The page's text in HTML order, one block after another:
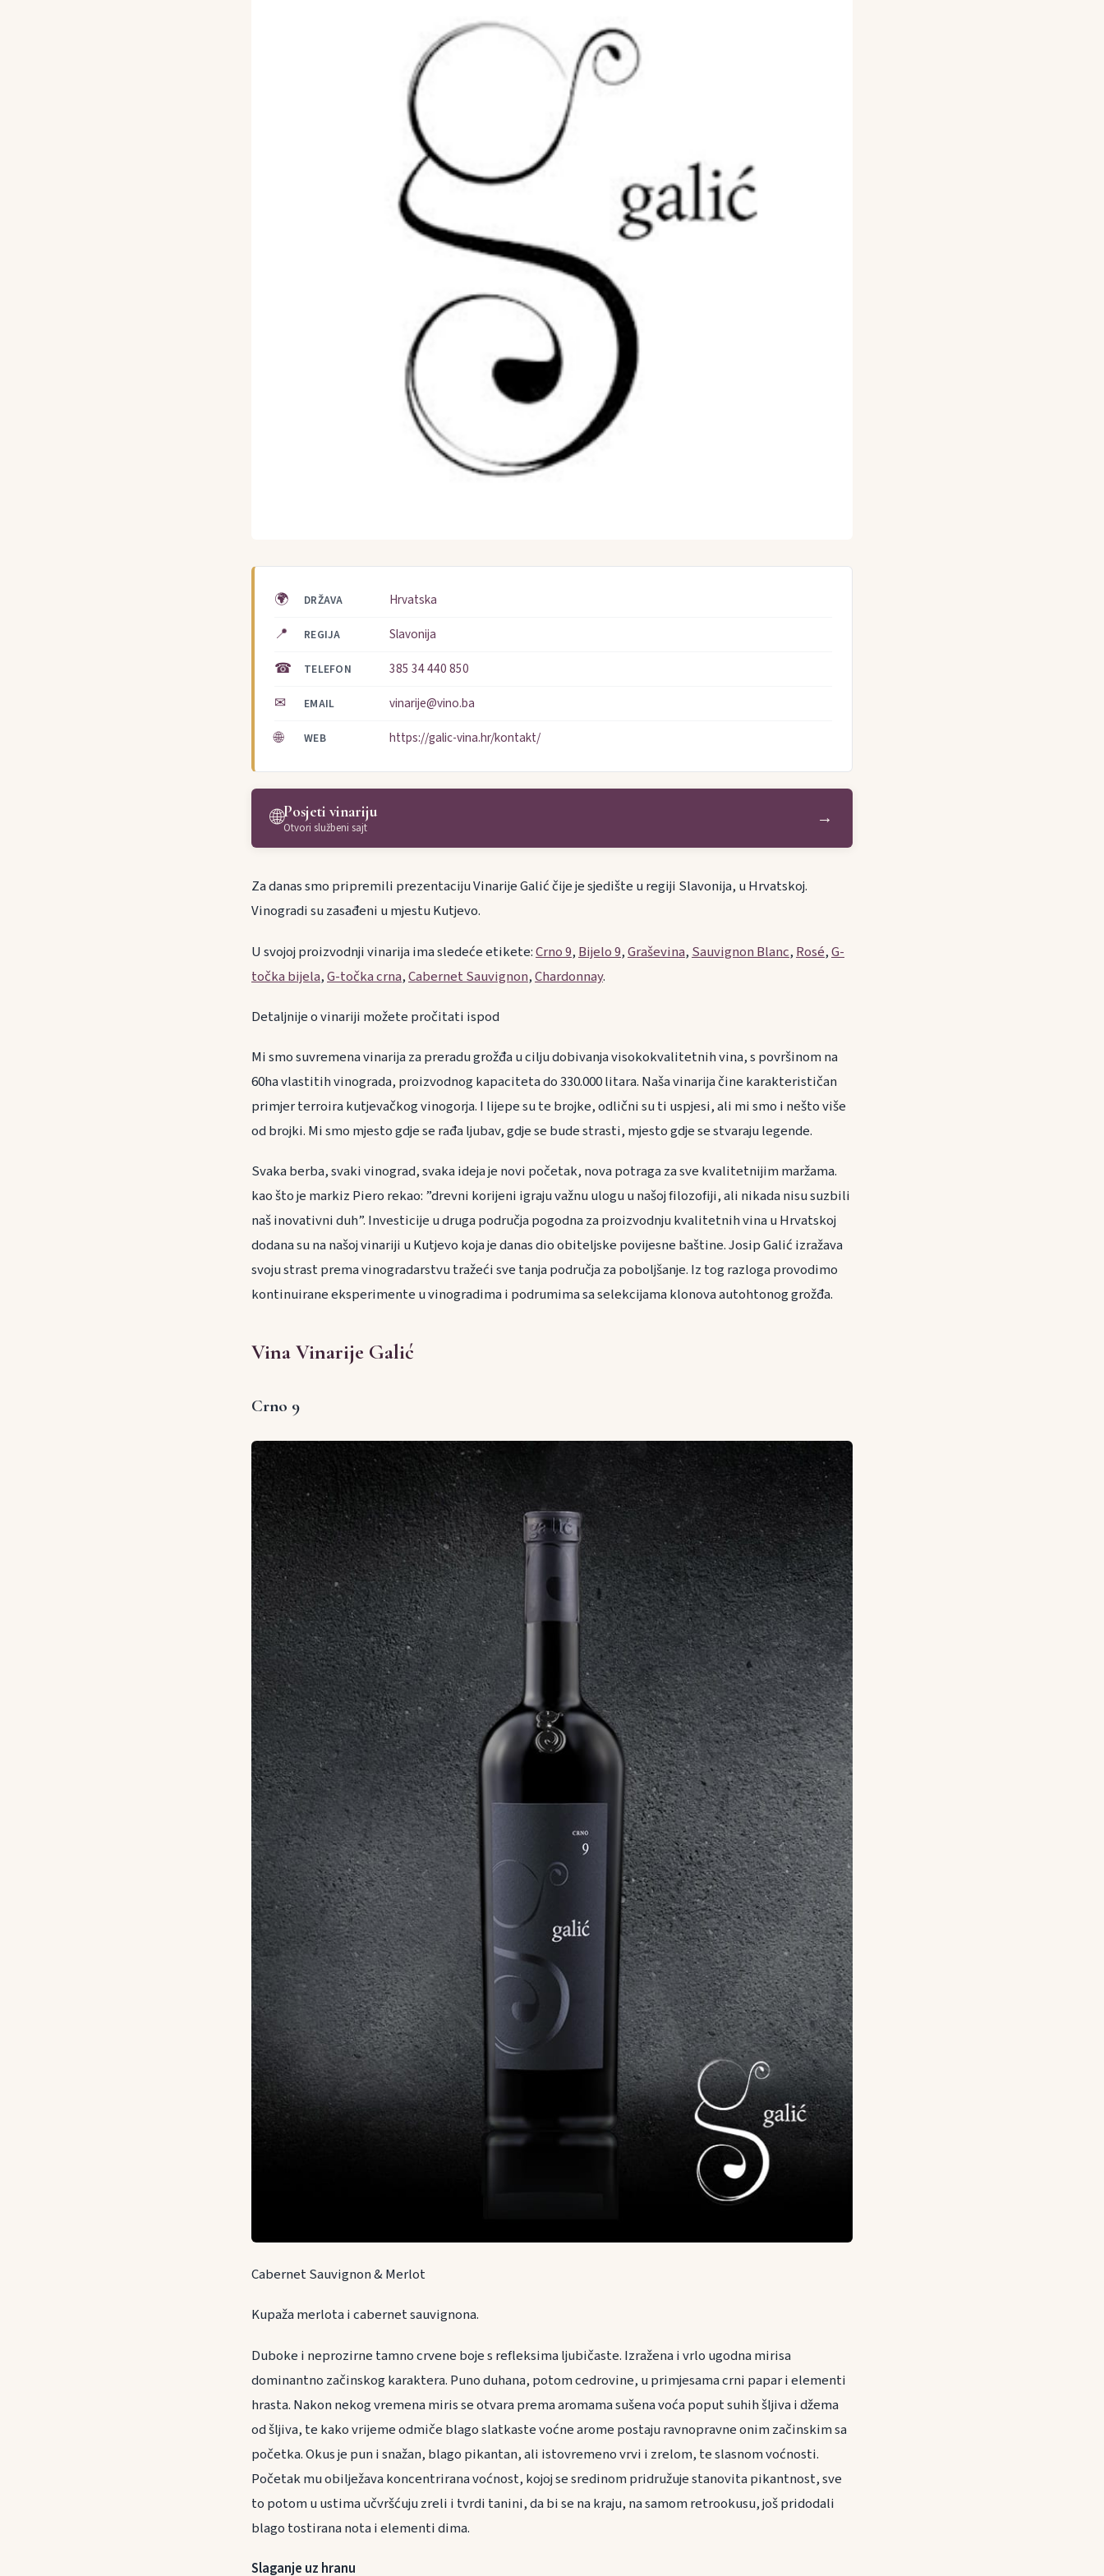
🌍 DRŽAVA Hrvatska
📍 REGIJA Slavonija
☎ TELEFON 385 34 440 850
✉ EMAIL vinarije@vino.ba
🌐 WEB https://galic-vina.hr/kontakt/
🌐Posjeti vinariju
Otvori službeni sajt →
Za danas smo pripremili prezentaciju Vinarije Galić čije je sjedište u regiji Slavonija, u Hrvatskoj.
Vinogradi su zasađeni u mjestu Kutjevo.
U svojoj proizvodnji vinarija ima sledeće etikete:Crno 9, Bijelo 9,Graševina, Sauvignon Blanc, Rosé,G-
točka bijela,G-točka crna,Cabernet Sauvignon,Chardonnay.
Detaljnije o vinariji možete pročitati ispod
Mi smo suvremena vinarija za preradu grožđa u cilju dobivanja visokokvalitetnih vina, s površinom na
60ha vlastitih vinograda, proizvodnog kapaciteta do 330.000 litara. Naša vinarija čine karakterističan
primjer terroira kutjevačkog vinogorja. I lijepe su te brojke, odlični su ti uspjesi, ali mi smo i nešto više
od brojki. Mi smo mjesto gdje se rađa ljubav, gdje se bude strasti, mjesto gdje se stvaraju legende.
Svaka berba, svaki vinograd, svaka ideja je novi početak, nova potraga za sve kvalitetnijim maržama.
kao što je markiz Piero rekao: ”drevni korijeni igraju važnu ulogu u našoj filozofiji, ali nikada nisu suzbili
naš inovativni duh”. Investicije u druga područja pogodna za proizvodnju kvalitetnih vina u Hrvatskoj
dodana su na našoj vinariji u Kutjevo koja je danas dio obiteljske povijesne baštine. Josip Galić izražava
svoju strast prema vinogradarstvu tražeći sve tanja područja za poboljšanje. Iz tog razloga provodimo
kontinuirane eksperimente u vinogradima i podrumima sa selekcijama klonova autohtonog grožđa.
Vina Vinarije Galić
Crno 9
Cabernet Sauvignon & Merlot
Kupaža merlota i cabernet sauvignona.
Duboke i neprozirne tamno crvene boje s refleksima ljubičaste. Izražena i vrlo ugodna mirisa
dominantno začinskog karaktera. Puno duhana, potom cedrovine, u primjesama crni papar i elementi
hrasta. Nakon nekog vremena miris se otvara prema aromama sušena voća poput suhih šljiva i džema
od šljiva, te kako vrijeme odmiče blago slatkaste voćne arome postaju ravnopravne onim začinskim sa
početka. Okus je pun i snažan, blago pikantan, ali istovremeno vrvi i zrelom, te slasnom voćnosti.
Početak mu obilježava koncentrirana voćnost, kojoj se sredinom pridružuje stanovita pikantnost, sve
to potom u ustima učvršćuju zreli i tvrdi tanini, da bi se na kraju, na samom retrookusu, još pridodali
blago tostirana nota i elementi dima.
Slaganje uz hranu